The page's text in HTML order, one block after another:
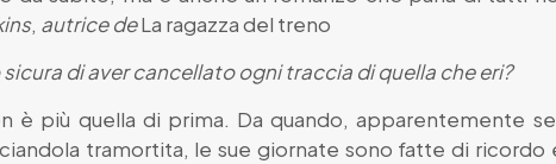
, autrice deLa ragazza del treno
di aver cancellato ogni traccia di quella che eri?
è più quella di prima. Da quando, apparentemente
tramortita, le sue giornate sono fatte di